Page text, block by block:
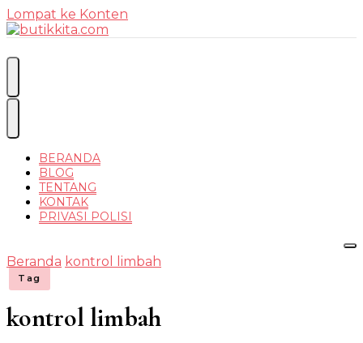
Lompat ke Konten
Temukan Semua Disini!
BERANDA
BLOG
TENTANG
KONTAK
PRIVASI POLISI
Beranda kontrol limbah
Tag
kontrol limbah